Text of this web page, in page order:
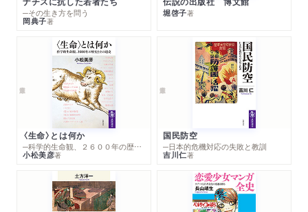
─その生き方を問う
岡典子著
堀啓子著
〈生命〉とは何か
─科学的生命観、２６００年の歴史とその超克
小松美彦著
国民防空
─日本的危機対応の失敗と教訓
吉川仁著